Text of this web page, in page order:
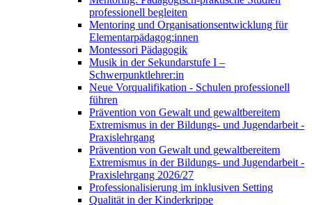
professionell begleiten
Mentoring und Organisationsentwicklung für
Elementarpädagog:innen
Montessori Pädagogik
Musik in der Sekundarstufe I –
Schwerpunktlehrer:in
Neue Vorqualifikation - Schulen professionell
führen
Prävention von Gewalt und gewaltbereitem
Extremismus in der Bildungs- und Jugendarbeit -
Praxislehrgang
Prävention von Gewalt und gewaltbereitem
Extremismus in der Bildungs- und Jugendarbeit -
Praxislehrgang 2026/27
Professionalisierung im inklusiven Setting
Qualität in der Kinderkrippe